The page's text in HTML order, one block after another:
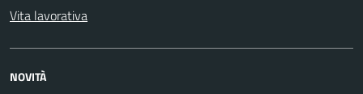
Vita lavorativa
NOVITÀ